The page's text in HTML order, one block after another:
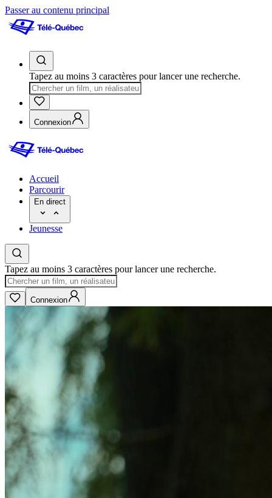
Passer au contenu principal
Tapez au moins 3 caractères pour lancer une recherche.
Connexion
Accueil
Parcourir
En direct
Jeunesse
Tapez au moins 3 caractères pour lancer une recherche.
Connexion